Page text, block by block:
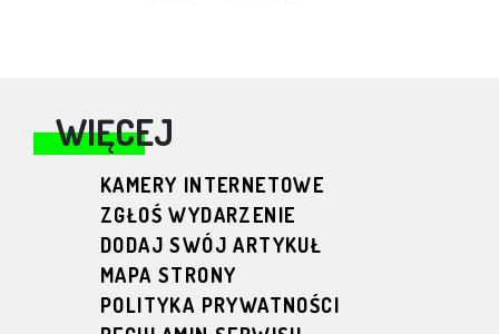
WIĘCEJ
KAMERY INTERNETOWE
ZGŁOŚ WYDARZENIE
DODAJ SWÓJ ARTYKUŁ
MAPA STRONY
POLITYKA PRYWATNOŚCI